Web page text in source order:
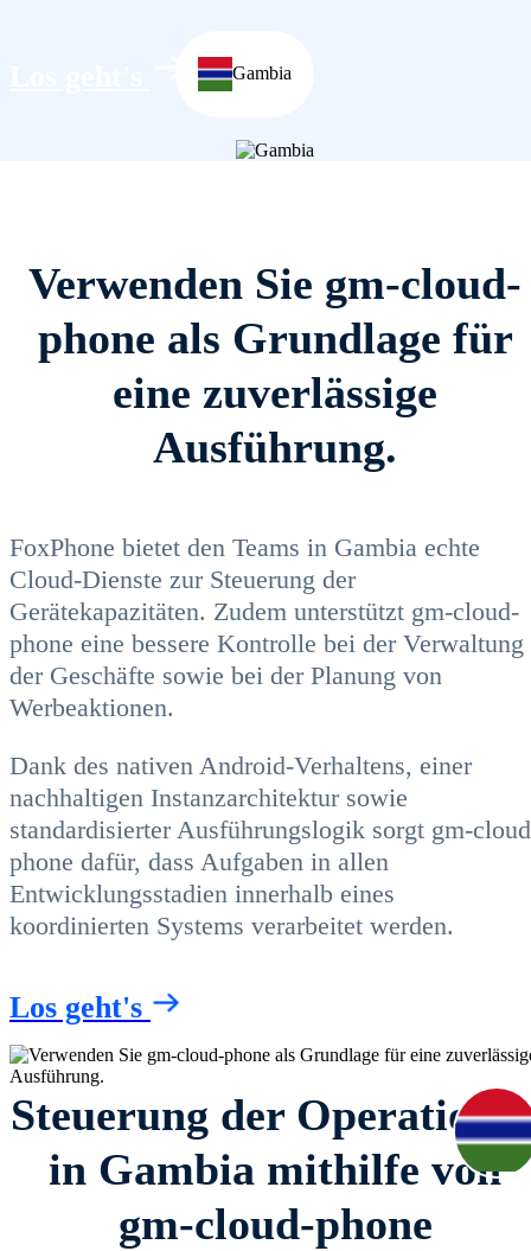
Gambia
Verwenden Sie gm-cloud-
phone als Grundlage für
eine zuverlässige
Ausführung.
FoxPhone bietet den Teams in Gambia echte
Cloud-Dienste zur Steuerung der
Gerätekapazitäten. Zudem unterstützt gm-cloud-
phone eine bessere Kontrolle bei der Verwaltung
der Geschäfte sowie bei der Planung von
Werbeaktionen.
Dank des nativen Android-Verhaltens, einer
nachhaltigen Instanzarchitektur sowie
standardisierter Ausführungslogik sorgt gm-
phone dafür, dass Aufgaben in allen
Entwicklungsstadien innerhalb eines
koordinierten Systems verarbeitet werden.
Los geht's
Steuerung der
in Gambia mithilfe von
gm-cloud-phone